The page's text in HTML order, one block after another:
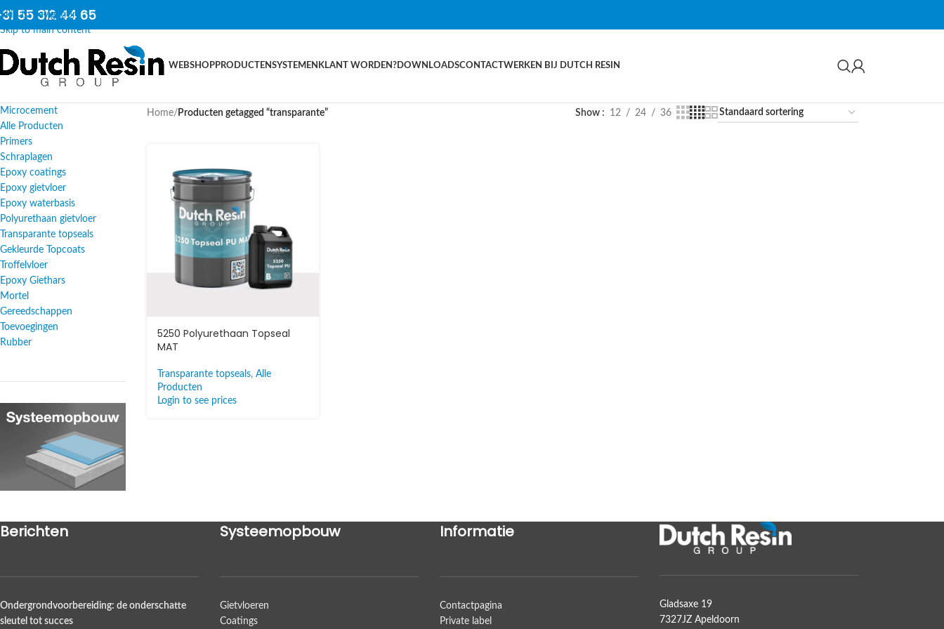
Skip to navigation
Skip to main content
55 312 44 65
WEBSHOPPRODUCTENSYSTEMEN KLANT WORDEN?DOWNLOADSCONTACTWERKEN BIJ DUTCH RESIN
Microcement
Alle Producten
Primers
Schraplagen
Epoxy coatings
Epoxy gietvloer
Epoxy waterbasis
Polyurethaan gietvloer
Transparante topseals
Gekleurde Topcoats
Troffelvloer
Epoxy Giethars
Mortel
Gereedschappen
Toevoegingen
Rubber
Home/ Producten getagged “transparante” Show 12 24 36
5250 Polyurethaan Topseal
MAT
Transparante topseals, Alle
Producten
Login to see prices
Berichten
Ondergrondvoorbereiding: de onderschatte
sleutel tot succes
Systeemopbouw
Gietvloeren
Coatings
Informatie
Contactpagina
Private label
Gladsaxe 19
7327JZ Apeldoorn